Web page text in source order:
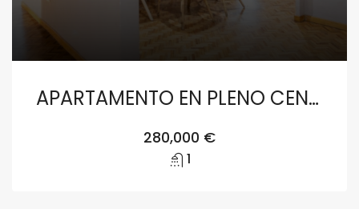
APARTAMENTO EN PLENO CENTRO DE VALENCIA
280,000 €
1